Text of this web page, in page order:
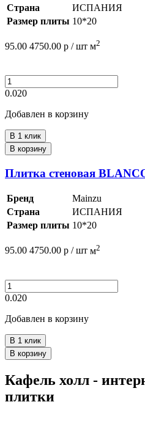
Страна
ИСПАНИЯ
Размер плиты 10*20
95.00 4750.00 р / шт м2
0.020
Добавлен в корзину
В 1 клик
В корзину
Плитка стеновая
Бренд
Mainzu
Страна
ИСПАНИЯ
Размер плиты 10*20
95.00 4750.00 р / шт м2
0.020
Добавлен в корзину
В 1 клик
В корзину
Кафель холл -
плитки